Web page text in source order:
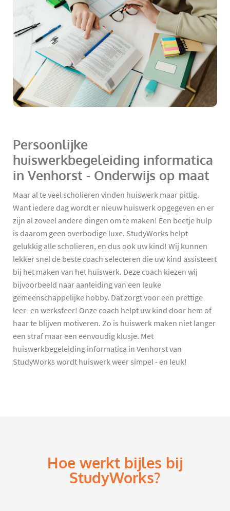
Persoonlijke
huiswerkbegeleiding informatica
in Venhorst - Onderwijs op maat
Maar al te veel scholieren vinden huiswerk maar pittig.
Want iedere dag wordt er nieuw huiswerk opgegeven en er
zijn al zoveel andere dingen om te maken! Een beetje hulp
is daarom geen overbodige luxe. StudyWorks helpt
gelukkig alle scholieren, en dus ook uw kind! Wij kunnen
lekker snel de beste coach selecteren die uw kind assisteert
bij het maken van het huiswerk. Deze coach kiezen wij
bijvoorbeeld naar aanleiding van een leuke
gemeenschappelijke hobby. Dat zorgt voor een prettige
leer- en werksfeer! Onze coach helpt uw kind door hem of
haar te blijven motiveren. Zo is huiswerk maken niet langer
een straf maar een eenvoudig klusje. Met
huiswerkbegeleiding informatica in Venhorst van
StudyWorks wordt huiswerk weer simpel - en leuk!
Hoe werkt bijles bij
StudyWorks?